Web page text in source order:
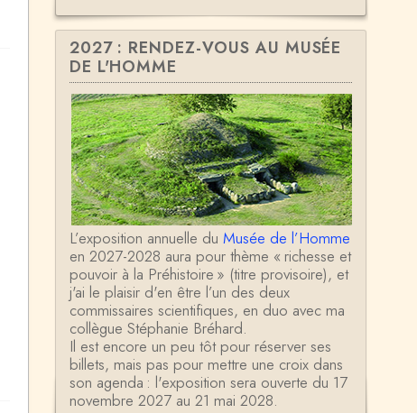
2027 : RENDEZ-VOUS AU MUSÉE
DE L'HOMME
L’exposition annuelle du Musée de l’Homme
en 2027-2028 aura pour thème « richesse et
pouvoir à la Préhistoire » (titre provisoire), et
j'ai le plaisir d'en être l’un des deux
commissaires scientifiques, en duo avec ma
collègue Stéphanie Bréhard.
Il est encore un peu tôt pour réserver ses
billets, mais pas pour mettre une croix dans
son agenda : l'exposition sera ouverte du 17
novembre 2027 au 21 mai 2028.